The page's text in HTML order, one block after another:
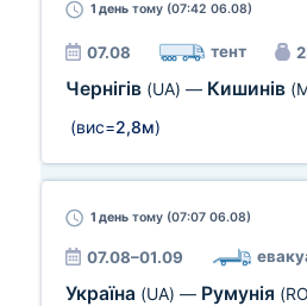
1 день тому (07:42 06.08)
07.08 тент
Чернігів (UA) — Кишинів
(вис=2,8м)
1 день тому (07:07 06.08)
07.08–01.09
Україна (UA) — Румунія